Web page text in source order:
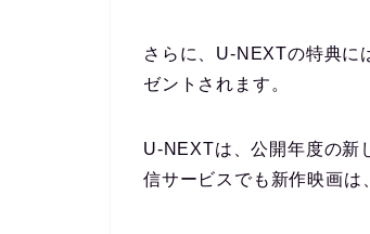
さらに、U-NEXTの特典に
ゼントされます。
U-NEXTは、公開年度の新
信サービスでも新作映画は